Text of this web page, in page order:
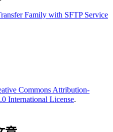
Family with SFTP Service
Commons Attribution-
International License.